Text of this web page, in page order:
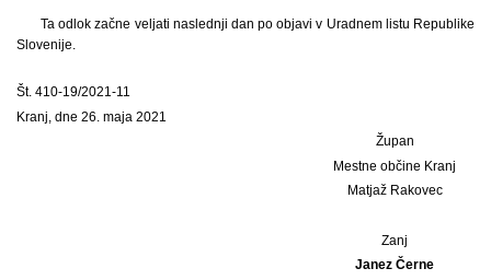
Ta odlok začne veljati naslednji dan po objavi v Uradnem listu Republike
Slovenije.
Št. 410-19/2021-11
Kranj, dne 26. maja 2021
Župan
Mestne občine Kranj
Matjaž Rakovec
Zanj
Janez Černe